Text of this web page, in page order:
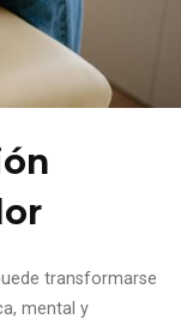
transformarse
mental y